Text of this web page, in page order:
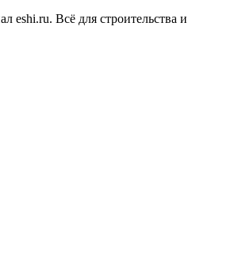
eshi.ru. Всё для строительства и